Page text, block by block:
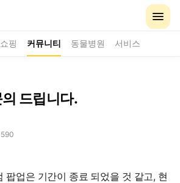
쇼핑 커뮤니티 동물병원 서비스
드립니다.
590
팝업은 기간이 종료 되었을 것 같고, 현